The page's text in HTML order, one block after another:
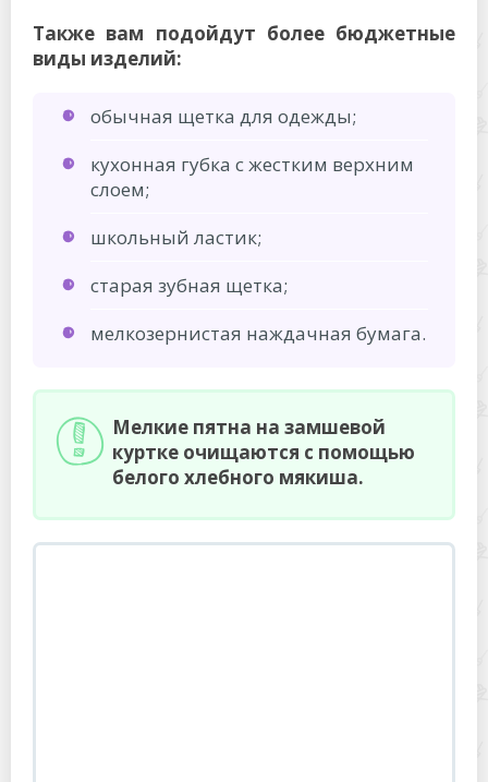
Также вам подойдут более бюджетные
виды изделий:
обычная щетка для одежды;
кухонная губка с жестким верхним
слоем;
школьный ластик;
старая зубная щетка;
мелкозернистая наждачная бумага.
Мелкие пятна на замшевой
куртке очищаются с помощью
белого хлебного мякиша.